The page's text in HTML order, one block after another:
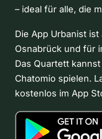
– ideal für alle, die
Die App Urbanist
Osnabrück und für
Das Quartett
Chatomio spielen.
kostenlos im App